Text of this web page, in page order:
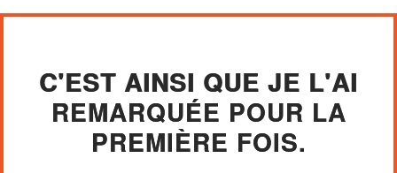
C'EST AINSI QUE JE L'AI
REMARQUÉE POUR LA
PREMIÈRE FOIS.